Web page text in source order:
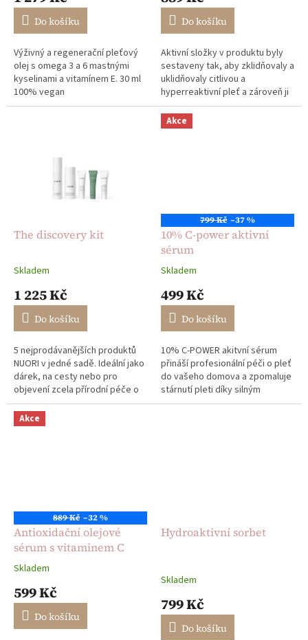
Do košíku
Výživný a regenerační pleťový
olej s omega 3 a 6 mastnými
kyselinami a vitamínem E. 30 ml
100% vegan
Do košíku
Aktivní složky v produktu byly
sestaveny tak, aby zklidňovaly a
uklidňovaly citlivou a
hyperreaktivní pleť a zároveň ji
posilovaly. Díky těmto
opatřením pleť získává vitalitu,...
The discovery kit
Průměrné
produktu
5,0
5
hvězdiček.
Skladem
1 225 Kč
Do košíku
5 nejprodávanějších produktů
NUORI v jedné sadě. Ideální jako
dárek, na cesty nebo pro
objevení zcela přírodní péče o
pleť se skutečnými, viditelnými
výsledky.
Akce
799 Kč –37 %
10% C-power aktivní
sérum
Průměrné
hodnocení
produktu
5,0
5
hvězdiček.
Skladem
499 Kč
Do košíku
10% C-POWER akitvní sérum
přináší profesionální péči o pleť
do vašeho domova a zpomaluje
stárnutí pleti díky silným
aktivním složkám. 30 ml 100%
Akce
889 Kč –32 %
Antioxidační olejové
sérum s vitaminem C
Průměrné
hodnocení
produktu
5,0
Skladem
599 Kč
Do košíku
Hydroaktivní sorbet
Skladem
799 Kč
Do košíku